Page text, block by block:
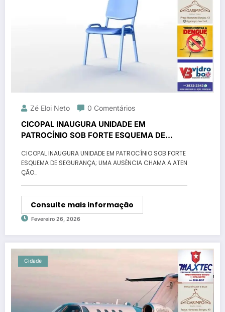
Zé Eloi Neto 0 Comentários
CICOPAL INAUGURA UNIDADE EM
PATROCÍNIO SOB FORTE ESQUEMA DE
ATENÇÃO
CICOPAL INAUGURA UNIDADE EM PATROCÍNIO SOB FORTE
ESQUEMA DE SEGURANÇA; UMA AUSÊNCIA CHAMA A ATEN
ÇÃO…
Consulte mais informação
Fevereiro 26, 2026
Cidade